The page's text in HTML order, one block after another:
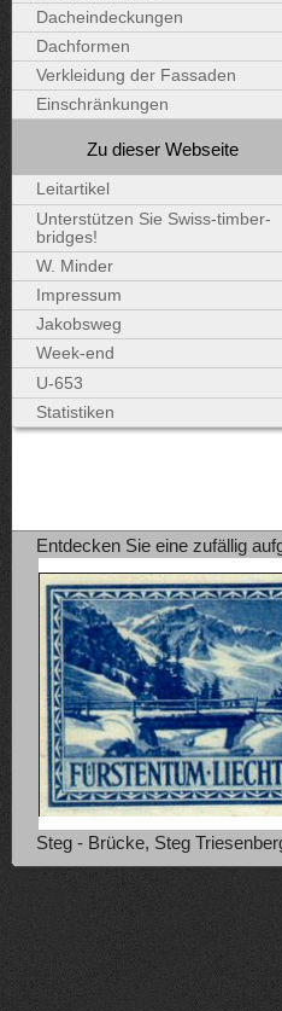
Dacheindeckungen
Dachformen
Verkleidung der Fassaden
Einschränkungen
Zu dieser Webseite
Leitartikel
Unterstützen Sie Swiss-timber-
bridges!
W. Minder
Impressum
Jakobsweg
Week-end
U-653
Statistiken
Entdecken Sie eine zufällig
Steg - Brücke, Steg